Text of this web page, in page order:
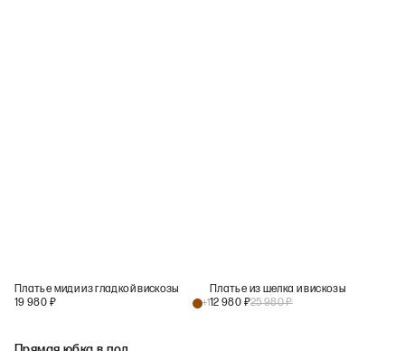
Платье миди из гладкой вискозы
19 980 ₽ +1
Платье из шелка и вискозы
12 980 ₽25 980₽